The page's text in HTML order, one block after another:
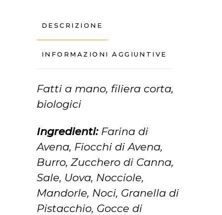
DESCRIZIONE
INFORMAZIONI AGGIUNTIVE
Fatti a mano, filiera corta,
biologici
Ingredienti: Farina di
Avena, Fiocchi di Avena,
Burro, Zucchero di Canna,
Sale, Uova, Nocciole,
Mandorle, Noci, Granella di
Pistacchio, Gocce di